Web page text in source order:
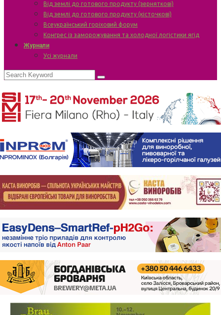
Від землі до готового продукту (зерняткові)
Від землі до готового продукту (кісточкові)
Всеукраїнський горіховий форум
Конгрес із заморожування та холодної логістики ягід
Журнали
Усі журнали